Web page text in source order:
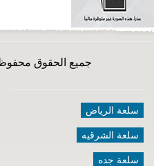
جميع الحقوق
سلعة الرياض
سلعة الشرقيه
سلعة جده